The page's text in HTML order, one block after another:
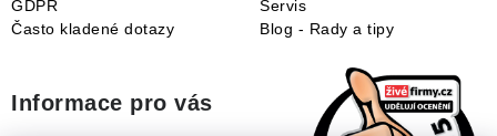
GDPR
Často kladené dotazy
Servis
Blog - Rady a tipy
Informace pro vás